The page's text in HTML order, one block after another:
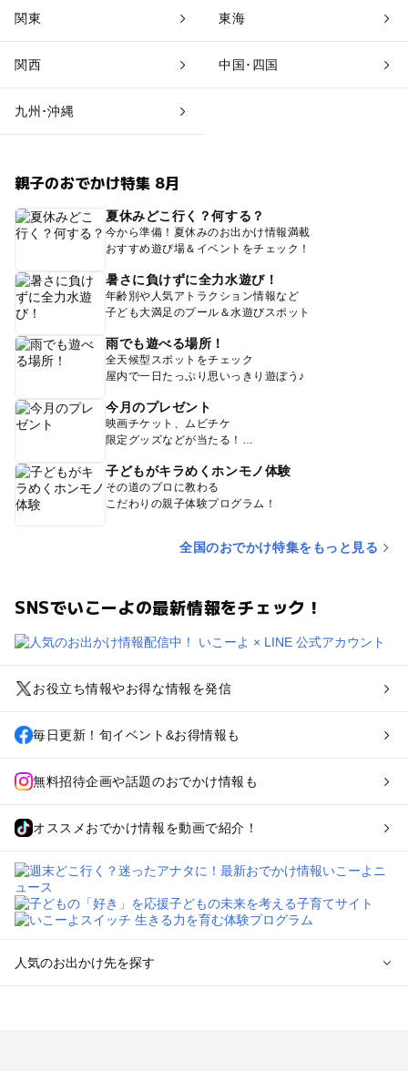
関東 東海
関西 中国･四国
九州･沖縄
親子のおでかけ特集 8月
夏休みどこ行く？何する？
今から準備！夏休みのお出かけ情報満載
おすすめ遊び場＆イベントをチェック！
暑さに負けずに全力水遊び！
年齢別や人気アトラクション情報など
子ども大満足のプール＆水遊びスポット
雨でも遊べる場所！
全天候型スポットをチェック
屋内で一日たっぷり思いっきり遊ぼう♪
今月のプレゼント
映画チケット、ムビチケ
限定グッズなどが当たる！
子どもがキラめくホンモノ体験
その道のプロに教わる
こだわりの親子体験プログラム！
全国のおでかけ特集をもっと見る
SNSでいこーよの最新情報をチェック！
お役立ち情報やお得な情報を発信
毎日更新！旬イベント&お得情報も
無料招待企画や話題のおでかけ情報も
オススメおでかけ情報を動画で紹介！
人気のお出かけ先を探す